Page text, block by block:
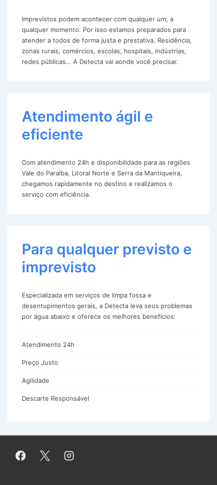
Imprevistos podem acontecer com qualquer um, a
qualquer momento. Por isso estamos preparados para
atender a todos de forma justa e prestativa. Residência,
zonas rurais, comércios, escolas, hospitais, indústrias,
redes públicas… A Detecta vai aonde você precisar.
Atendimento ágil e
eficiente
Com atendimento 24h e disponibilidade para as regiões
Vale do Paraíba, Litoral Norte e Serra da Mantiqueira,
chegamos rapidamente no destino e realizamos o
serviço com eficiência.
Para qualquer previsto e
imprevisto
Especializada em serviços de limpa fossa e
desentupimentos gerais, a Detecta leva seus problemas
por água abaixo e oferece os melhores benefícios:
Atendimento 24h
Preço Justo
Agilidade
Descarte Responsável